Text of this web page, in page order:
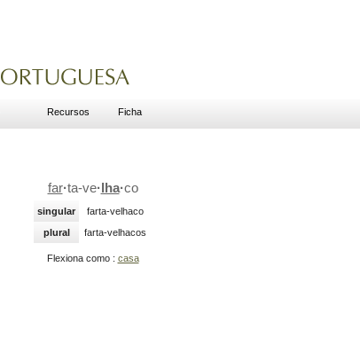
Recursos Ficha
far·ta-ve· lha·co
singular
farta-velhaco
plural
farta-velhacos
Flexiona como : casa